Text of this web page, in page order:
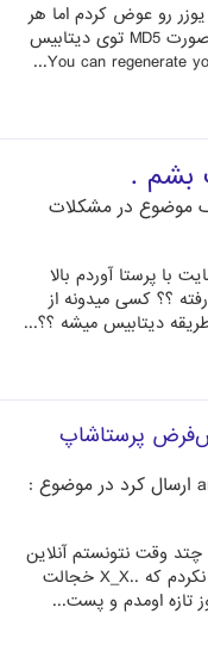
رو عوض کردم اما هر
کاری میکنم پس عوض نمیشه !!! رمزش به صورت MD5 توی دیتابیس
بشم .
موضوع در مشکلات
با پرستا آوردم بالا
؟؟ کسی میدونه از
دیتابیس میشه ؟؟...
پرستاشاپ
ارسال کرد در موضوع :
وقت نتونستم آنلاین
بشم واقعا ببخشید ممنون ادمین جان کاری نکردم که ..X_X خجالت
تازه اومدم و پست...